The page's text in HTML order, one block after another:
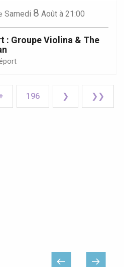
Samedi 8 Août à 21:00
: Groupe Violina & The
196 ❯ ❯❯